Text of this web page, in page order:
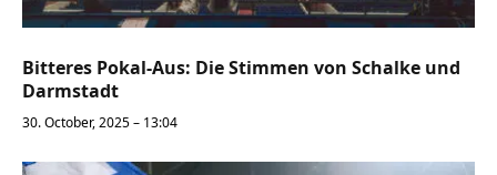
Bitteres Pokal-Aus: Die Stimmen von Schalke und
Darmstadt
30. October, 2025 – 13:04